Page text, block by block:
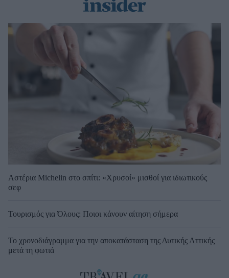
Αστέρια Michelin στο σπίτι: «Χρυσοί» μισθοί για ιδιωτικούς
σεφ
Τουρισμός για Όλους: Ποιοι κάνουν αίτηση σήμερα
Το χρονοδιάγραμμα για την αποκατάσταση της Δυτικής Αττικής
μετά τη φωτιά